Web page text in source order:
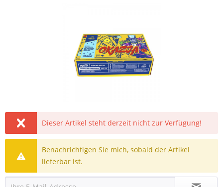
Dieser Artikel steht derzeit nicht zur Verfügung!
Benachrichtigen Sie mich, sobald der Artikel
lieferbar ist.